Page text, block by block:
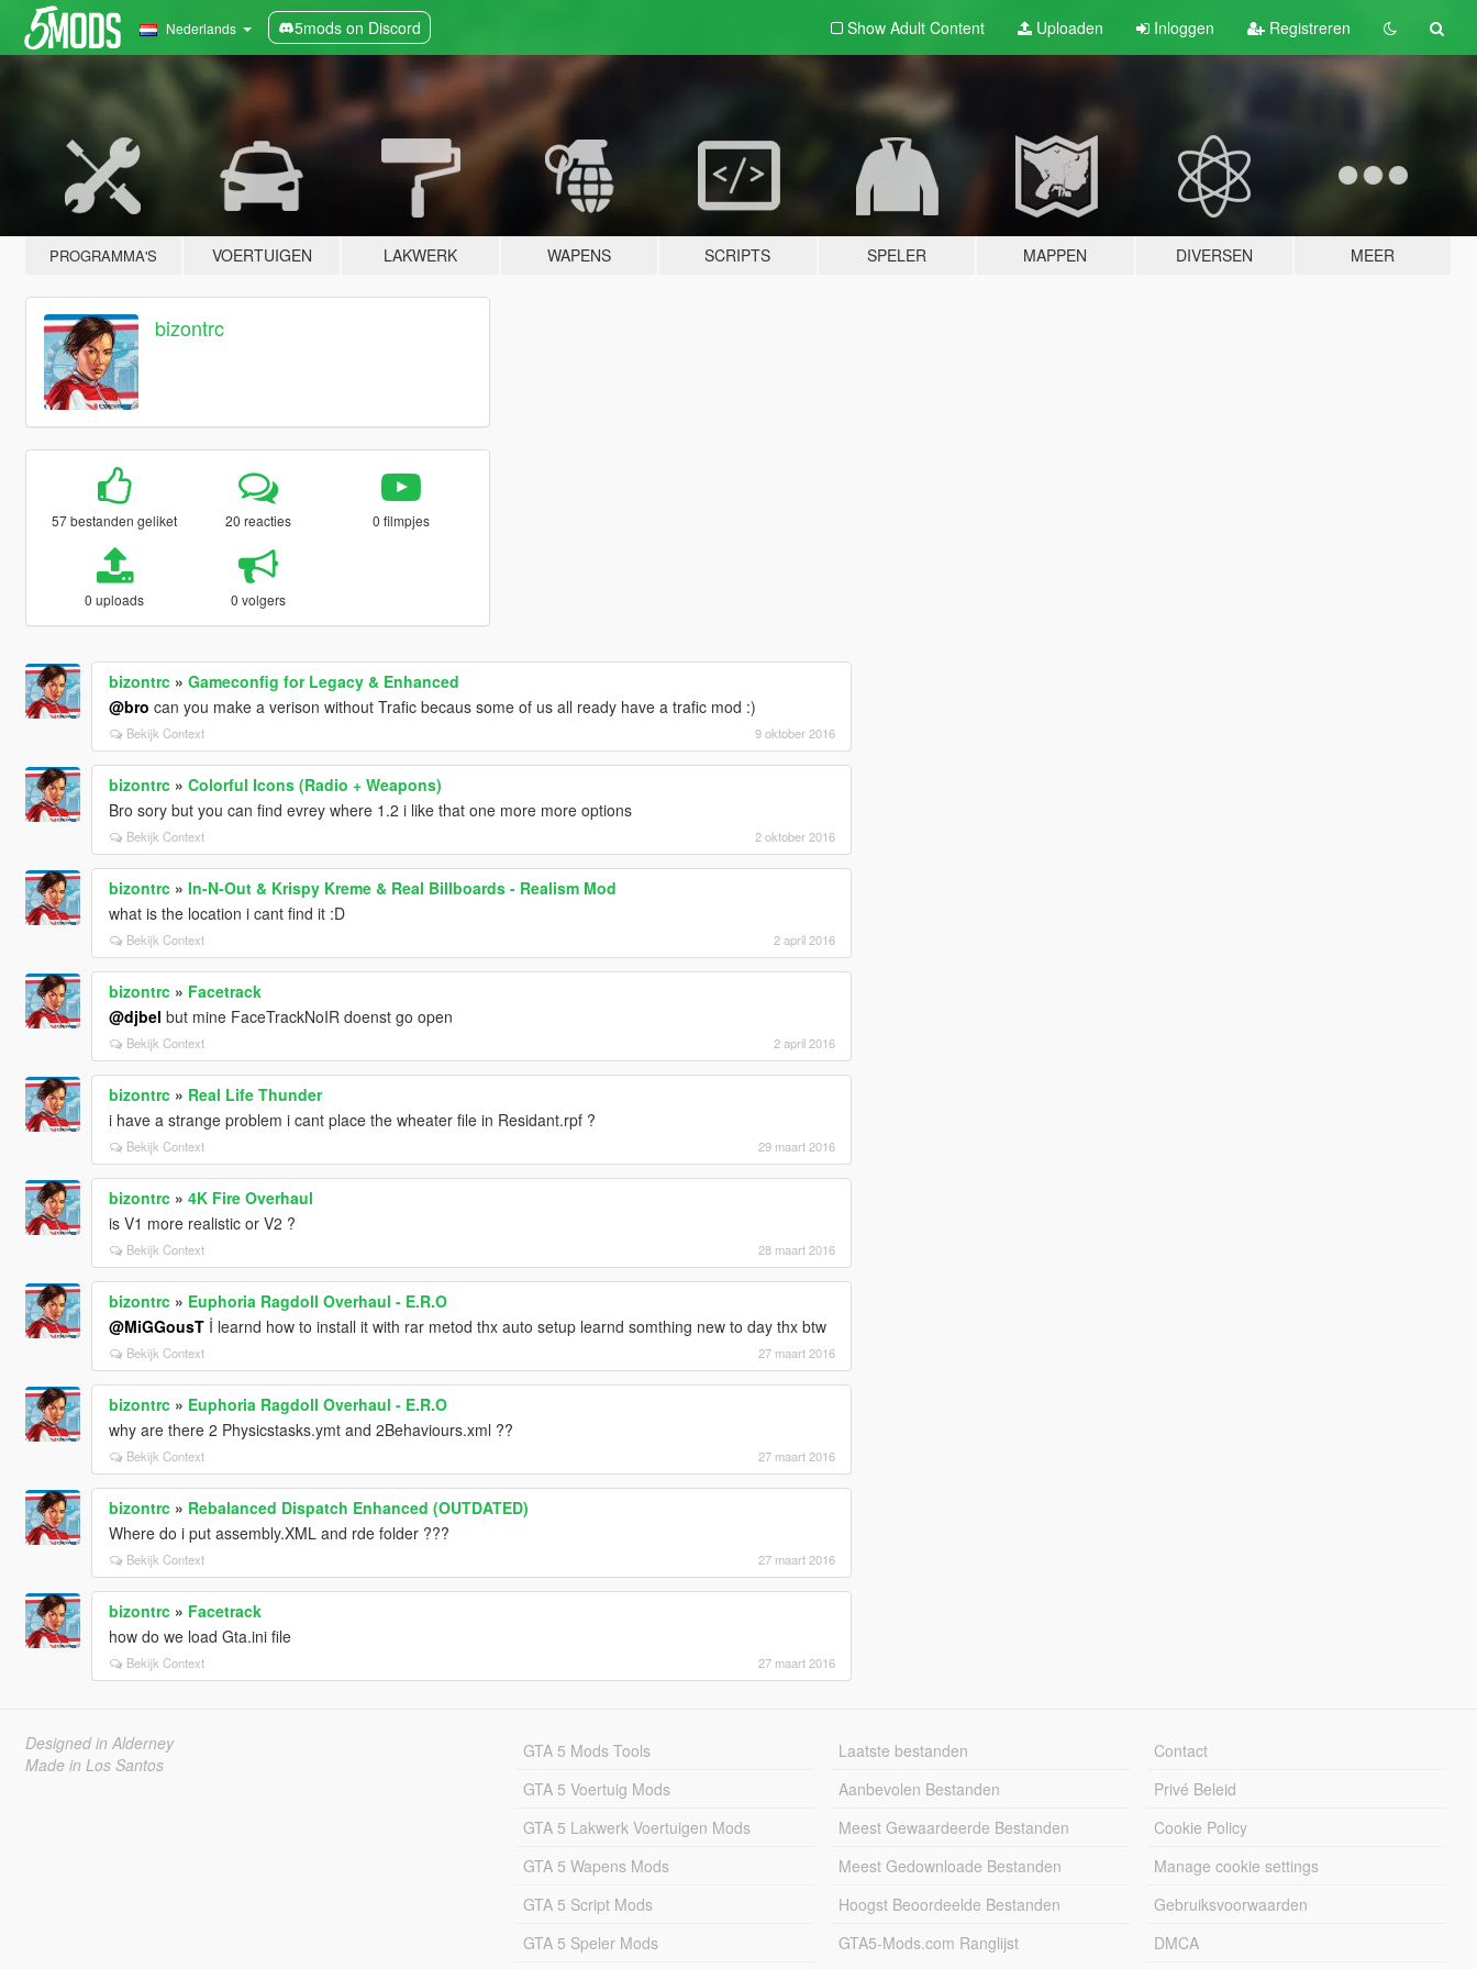
Nederlands 5mods on Discord Show Adult Content Uploaden Inloggen Registreren
PROGRAMMA'S VOERTUIGEN LAKWERK WAPENS SCRIPTS SPELER MAPPEN DIVERSEN MEER
bizontrc
57 bestanden geliket 20 reacties 0 filmpjes
0 uploads 0 volgers
bizontrc» Gameconfig for Legacy & Enhanced
@bro can you make a verison without Trafic becaus some of us all ready have a trafic mod :)
Bekijk Context 9 oktober 2016
bizontrc» Colorful Icons (Radio + Weapons)
Bro sory but you can find evrey where 1.2 i like that one more more options
Bekijk Context 2 oktober 2016
bizontrc» In-N-Out & Krispy Kreme & Real Billboards - Realism Mod
what is the location i cant find it :D
Bekijk Context 2 april 2016
bizontrc» Facetrack
@djbel but mine FaceTrackNoIR doenst go open
Bekijk Context 2 april 2016
bizontrc» Real Life Thunder
i have a strange problem i cant place the wheater file in Residant.rpf ?
Bekijk Context 29 maart 2016
bizontrc» 4K Fire Overhaul
is V1 more realistic or V2 ?
Bekijk Context 28 maart 2016
bizontrc» Euphoria Ragdoll Overhaul - E.R.O
@MiGGousTİ learnd how to install it with rar metod thx auto setup learnd somthing new to day thx btw
Bekijk Context 27 maart 2016
bizontrc» Euphoria Ragdoll Overhaul - E.R.O
why are there 2 Physicstasks.ymt and 2Behaviours.xml ??
Bekijk Context 27 maart 2016
bizontrc» Rebalanced Dispatch Enhanced (OUTDATED)
Where do i put assembly.XML and rde folder ???
Bekijk Context 27 maart 2016
bizontrc» Facetrack
how do we load Gta.ini file
Bekijk Context 27 maart 2016
Designed in Alderney
Made in Los Santos
GTA 5 Mods Tools
GTA 5 Voertuig Mods
GTA 5 Lakwerk Voertuigen Mods
GTA 5 Wapens Mods
GTA 5 Script Mods
GTA 5 Speler Mods
Laatste bestanden
Aanbevolen Bestanden
Meest Gewaardeerde Bestanden
Meest Gedownloade Bestanden
Hoogst Beoordeelde Bestanden
GTA5-Mods.com Ranglijst
Contact
Privé Beleid
Cookie Policy
Manage cookie settings
Gebruiksvoorwaarden
DMCA